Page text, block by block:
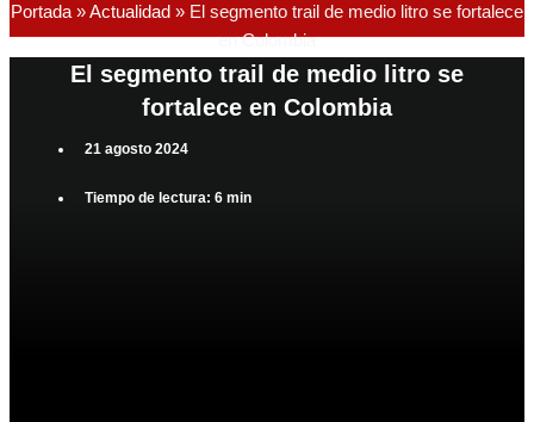
Portada »Actualidad » El segmento trail de medio litro se fortalece
en Colombia
El segmento trail de medio litro se
fortalece en Colombia
21 agosto 2024
Tiempo de lectura: 6 min